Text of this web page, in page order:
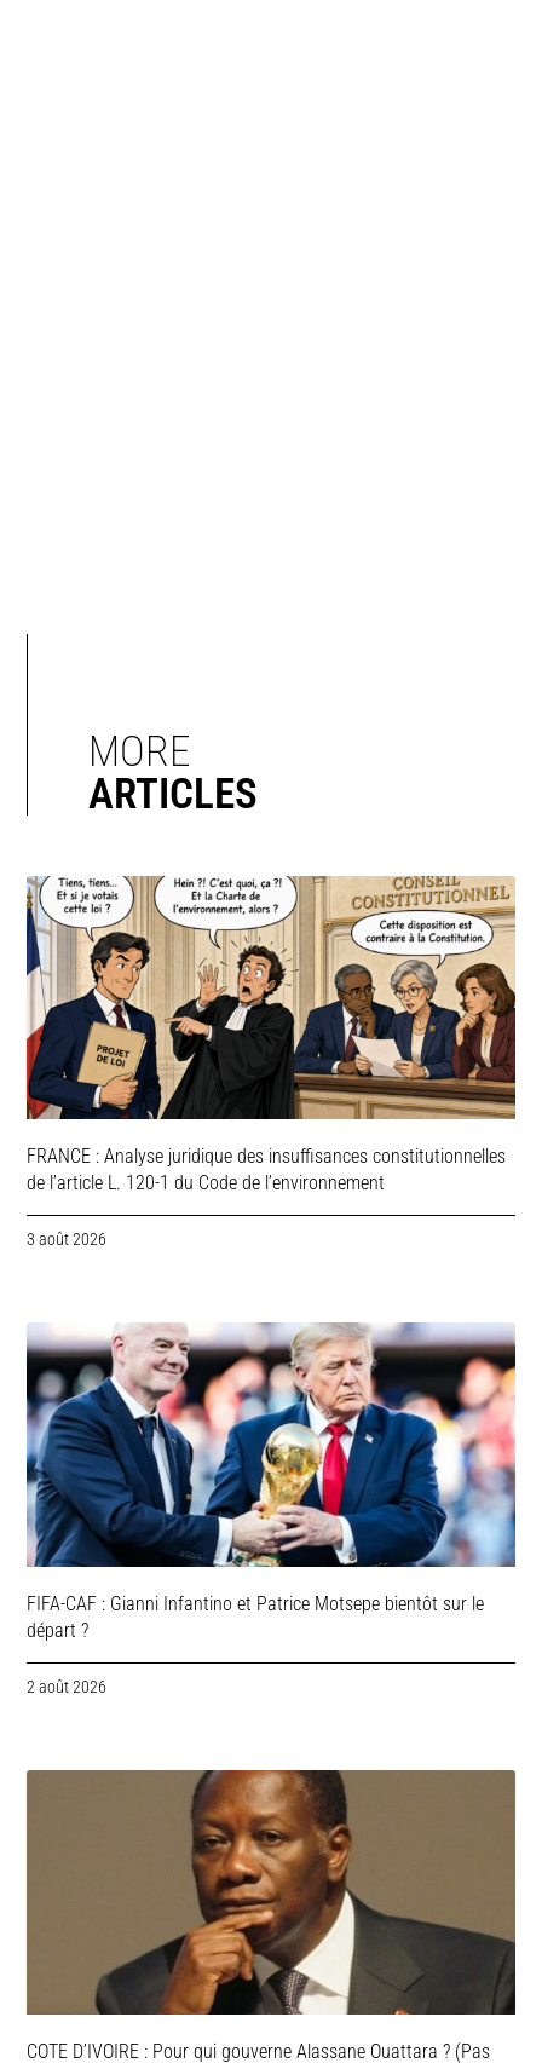
MORE
ARTICLES
FRANCE : Analyse juridique des insuffisances constitutionnelles
de l’article L. 120-1 du Code de l’environnement
3 août 2026
FIFA-CAF : Gianni Infantino et Patrice Motsepe bientôt sur le
départ ?
2 août 2026
COTE D’IVOIRE : Pour qui gouverne Alassane Ouattara ? (Pas